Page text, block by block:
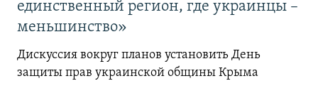
единственный регион, где украинцы –
меньшинство»
Дискуссия вокруг планов установить День
защиты прав украинской общины Крыма